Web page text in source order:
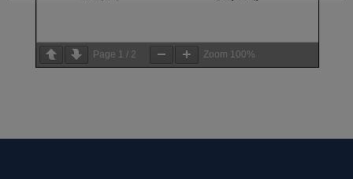
Page 1 / 2 Zoom 100%